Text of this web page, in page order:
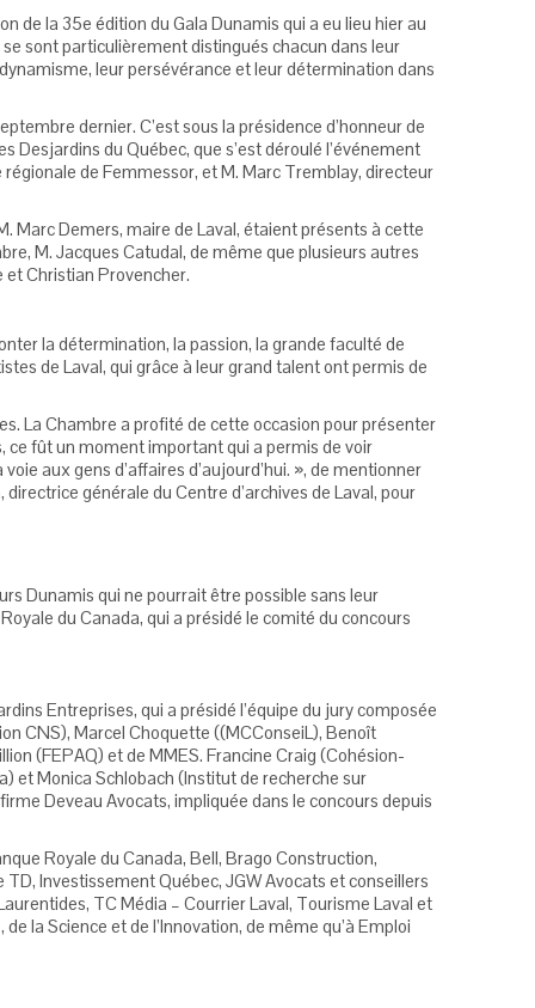
de la 35e édition du Gala Dunamis qui a eu lieu hier au
sont particulièrement distingués chacun dans leur
leur persévérance et leur détermination dans
dernier. C’est sous la présidence d’honneur de
Desjardins du Québec, que s’est déroulé l’événement
de Femmessor, et M. Marc Tremblay, directeur
Marc Demers, maire de Laval, étaient présents à cette
M. Jacques Catudal, de même que plusieurs autres
et Christian Provencher.
la détermination, la passion, la grande faculté de
de Laval, qui grâce à leur grand talent ont permis de
La Chambre a profité de cette occasion pour présenter
ce fût un moment important qui a permis de voir
aux gens d’affaires d’aujourd’hui. », de mentionner
générale du Centre d’archives de Laval, pour
Dunamis qui ne pourrait être possible sans leur
du Canada, qui a présidé le comité du concours
Entreprises, qui a présidé l’équipe du jury composée
CNS), Marcel Choquette ((MCConseiL), Benoît
(FEPAQ) et de MMES. Francine Craig (Cohésion-
et Monica Schlobach (Institut de recherche sur
Deveau Avocats, impliquée dans le concours depuis
Royale du Canada, Bell, Brago Construction,
Investissement Québec, JGW Avocats et conseillers
TC Média – Courrier Laval, Tourisme Laval et
la Science et de l’Innovation, de même qu’à Emploi